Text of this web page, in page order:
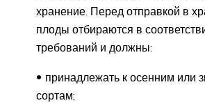
хранение. Перед отправкой в
плоды отбираются в
требований и должны:
принадлежать к осенним или
сортам;